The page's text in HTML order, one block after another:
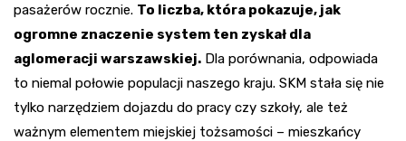
pasażerów rocznie. To liczba, która pokazuje, jak
ogromne znaczenie system ten zyskał dla
aglomeracji warszawskiej. Dla porównania, odpowiada
to niemal połowie populacji naszego kraju. SKM stała się nie
tylko narzędziem dojazdu do pracy czy szkoły, ale też
ważnym elementem miejskiej tożsamości – mieszkańcy